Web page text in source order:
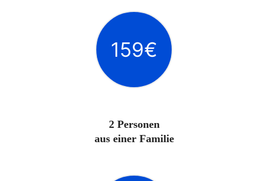
159€
2 Personen
aus einer Familie